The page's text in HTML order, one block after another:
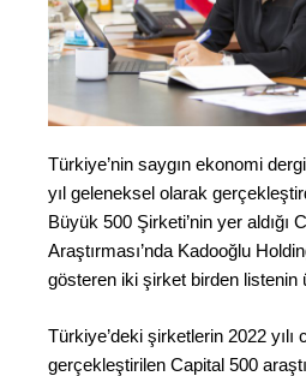
Türkiye’nin saygın ekonomi
yıl geleneksel olarak
Büyük 500 Şirketi’nin yer aldığı
Araştırması’nda Kadooğlu
gösteren iki şirket birden listenin
Türkiye’deki şirketlerin 2022 yılı
gerçekleştirilen Capital 500